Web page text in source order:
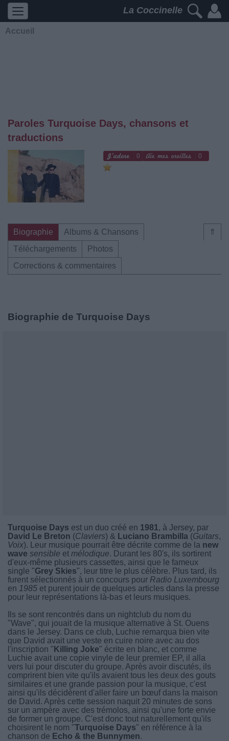
La Coccinelle
Accueil
Paroles Turquoise Days, chansons et
traductions
0 0
⇑
Biographie
Albums & Chansons
Téléchargements
Photos
Corrections & commentaires
Biographie de Turquoise Days
Turquoise Days est un duo créé en 1981, à Jersey, par
David Le Breton (Claviers) & Luciano Brambilla (Guitars,
Voix). Leur musique pourrait être décrite comme de la new
wave sensible et mélodique. Durant les 80's, ils sortirent
d'eux-même plusieurs cassettes, ainsi que le fameux
single "Grey Skies", leur titre le plus célèbre. Plus tard, ils
furent sélectionnés à un concours pour Radio Luxembourg
en 1985 et purent jouir de quelques articles dans la presse
pour leur représentations là-bas et leurs musiques.
Ils se sont rencontrés dans un nightclub du nom du
"Wave", qui jouait de la musique alternative à St. Ouens
dans le Jersey. Dans ce club, Luchie remarqua bien vite
que David avait une veste en cuire noire avec au dos
l'inscription " Killing Joke" écrite en blanc, et comme
Luchie avait une copie vinyle de leur premier EP, il alla
vers lui pour discuter du groupe. Après avoir discutés, ils
comprirent bien vite qu'ils avaient tous les deux des gouts
similaires et une grande passion pour la musique, c'est
ainsi qu'ils décidèrent d'aller faire un bœuf dans la maison
de David. Après cette session naquit 20 minutes de sons
sur un ampère avec des trémolos, ainsi qu'une forte envie
de former un groupe. C'est donc tout naturellement qu'ils
choisirent le nom "Turquoise Days" en référence à la
chanson de Echo & the Bunnymen.